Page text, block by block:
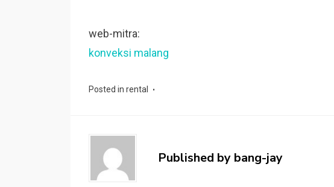
web-mitra:
konveksi malang
Posted in rental
Published by bang-jay